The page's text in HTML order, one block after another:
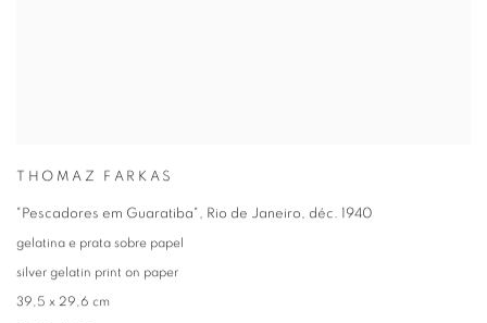
THOMAZ FARKAS
"Pescadores em Guaratiba" Rio de Janeiro déc. 1940
gelatina e prata sobre papel
silver gelatin print on paper
39,5 x 29,6 cm